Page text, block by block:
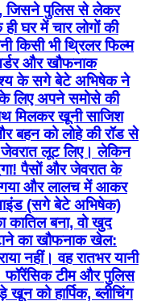
जिसने पुलिस से लेकर
घर में चार लोगों की
किसी भी थ्रिलर फिल्म
और खौफनाक
वैश्य के सगे बेटे अभिषेक ने
लिए अपने समोसे की
मिलकर खूनी साजिश
बहन को लोहे की रॉड से
लूट लिए। लेकिन
पैसों और जेवरात के
गया और लालच में आकर
(सगे बेटे अभिषेक)
कातिल बना, वो खुद
का खौफनाक खेल:
नहीं। वह रातभर यानी
फॉरेंसिक टीम और पुलिस
को हार्पिक, ब्लीचिंग